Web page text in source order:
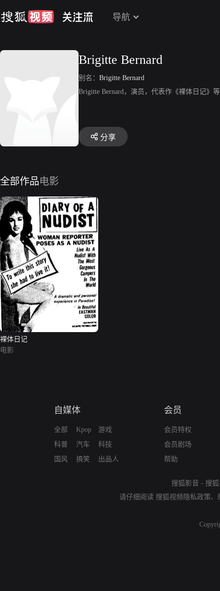
导航
Brigitte Bernard
别名： Brigitte Bernard
Brigitte Bernard，演员，代表作《裸体日记》
分享
全部作品电影
裸体日记
电影
自媒体
全部
科普
国风
Kpop
汽车
搞笑
游戏
科技
出品人
会员
会员特权
会员剧场
帮助
搜狐影音 - 搜
请仔细阅读 搜狐视频隐私政策、